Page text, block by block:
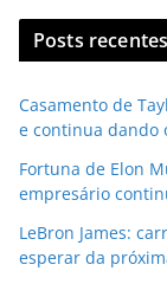
Posts recentes
Casamento de
e continua dando
Fortuna de Elon
empresário
LeBron James:
esperar da